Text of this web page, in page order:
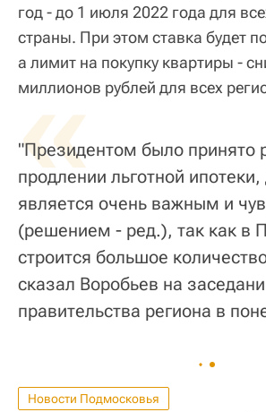
год - до 1 июля 2022 года для
страны. При этом ставка будет
а лимит на покупку квартиры -
миллионов рублей для всех
«
"Президентом было принято
продлении льготной ипотеки,
является очень важным и
(решением - ред.), так как в
строится большое
сказал Воробьев на
правительства региона в
Новости Подмосковья